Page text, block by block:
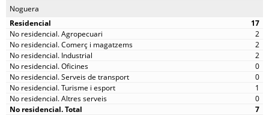
Noguera
17
2
2
2
0
0
1
0
7